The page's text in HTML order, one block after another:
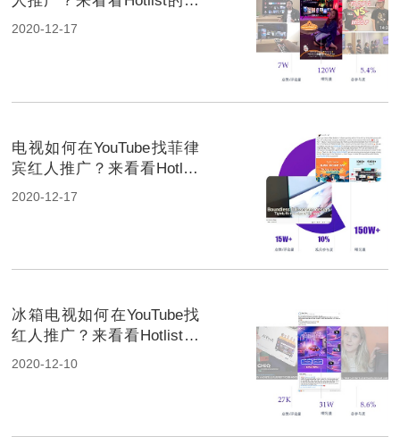
典案例！
2020-12-17
电视如何在YouTube找菲律
宾红人推广？来看看Hotlist
的经典案例！
2020-12-17
冰箱电视如何在YouTube找
红人推广？来看看Hotlist的
经典案例！
2020-12-10